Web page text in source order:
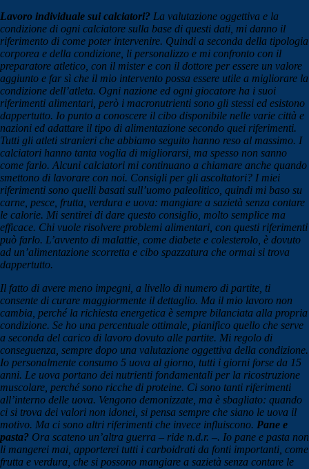
Lavoro individuale sui calciatori? La valutazione oggettiva e la
condizione di ogni calciatore sulla base di questi dati, mi danno il
riferimento di come poter intervenire. Quindi a seconda della tipologia
corporea e della condizione, li personalizzo e mi confronto con il
preparatore atletico, con il mister e con il dottore per essere un valore
aggiunto e far sì che il mio intervento possa essere utile a migliorare la
condizione dell’atleta. Ogni nazione ed ogni giocatore ha i suoi
riferimenti alimentari, però i macronutrienti sono gli stessi ed esistono
dappertutto. Io punto a conoscere il cibo disponibile nelle varie città e
nazioni ed adattare il tipo di alimentazione secondo quei riferimenti.
Tutti gli atleti stranieri che abbiamo seguito hanno reso al massimo. I
calciatori hanno tanta voglia di migliorarsi, ma spesso non sanno
come farlo. Alcuni calciatori mi continuano a chiamare anche quando
smettono di lavorare con noi. Consigli per gli ascoltatori? I miei
riferimenti sono quelli basati sull’uomo paleolitico, quindi mi baso su
carne, pesce, frutta, verdura e uova: mangiare a sazietà senza contare
le calorie. Mi sentirei di dare questo consiglio, molto semplice ma
efficace. Chi vuole risolvere problemi alimentari, con questi riferimenti
può farlo. L’avvento di malattie, come diabete e colesterolo, è dovuto
ad un’alimentazione scorretta e cibo spazzatura che ormai si trova
dappertutto.
Il fatto di avere meno impegni, a livello di numero di partite, ti
consente di curare maggiormente il dettaglio. Ma il mio lavoro non
cambia, perché la richiesta energetica è sempre bilanciata alla propria
condizione. Se ho una percentuale ottimale, pianifico quello che serve
a seconda del carico di lavoro dovuto alle partite. Mi regolo di
conseguenza, sempre dopo una valutazione oggettiva della condizione.
Io personalmente consumo 5 uova al giorno, tutti i giorni forse da 15
anni. Le uova portano dei nutrienti fondamentali per la ricostruzione
muscolare, perché sono ricche di proteine. Ci sono tanti riferimenti
all’interno delle uova. Vengono demonizzate, ma è sbagliato: quando
ci si trova dei valori non idonei, si pensa sempre che siano le uova il
motivo. Ma ci sono altri riferimenti che invece influiscono. Pane e
pasta? Ora scateno un’altra guerra – ride n.d.r. –. Io pane e pasta non
li mangerei mai, apporterei tutti i carboidrati da fonti importanti, come
frutta e verdura, che si possono mangiare a sazietà senza contare le